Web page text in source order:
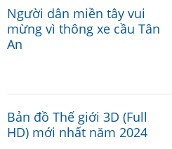
Người dân miền tây vui
mừng vì thông xe cầu Tân
An
Bản đồ Thế giới 3D (Full
HD) mới nhất năm 2024